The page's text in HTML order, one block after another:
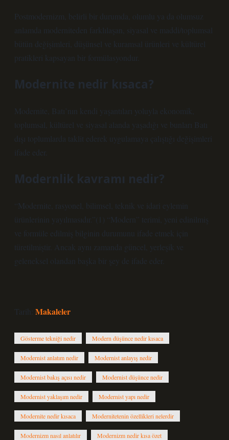
Postmodernizm, belirli bir durumda, olumlu ya da olumsuz
anlamda moderniteden farklılaşan, siyasal ve maddi/toplumsal
bütün değişimleri, düşünsel ve kuramsal ürünleri ve kültürel
pratikleri kapsayan bir formülasyondur.
Modernite nedir kısaca?
Modernite, Batı’nın kendi yaşantıları yoluyla ekonomik,
toplumsal, kültürel ve siyasal alanda yaşadığı ve bunları Batı
dışı toplumlarda taklit ederek uygulamaya çalıştığı değişimleri
ifade eder.
Modernlik kavramı nedir?
“Modernite, rasyonel, bilimsel, teknik ve idari eylemin
ürünlerinin yayılmasıdır.”(1) “Modern” terimi, yeni edinilmiş
ve formüle edilmiş bilginin durumunu ifade etmek için
türetilmiştir. Ancak aynı zamanda güncel, yerleşik ve
geleneksel olandan başka bir şey de ifade eder.
Tarih: Makaleler
Gösterme tekniği nedir Modern düşünce nedir kısaca
Modernist anlatım nedir Modernist anlayış nedir
Modernist bakış açısı nedir Modernist düşünce nedir
Modernist yaklaşım nedir Modernist yapı nedir
Modernite nedir kısaca Modernitetenin özellikleri nelerdir
Modernizm nasıl anlatılır Modernizm nedir kısa özet